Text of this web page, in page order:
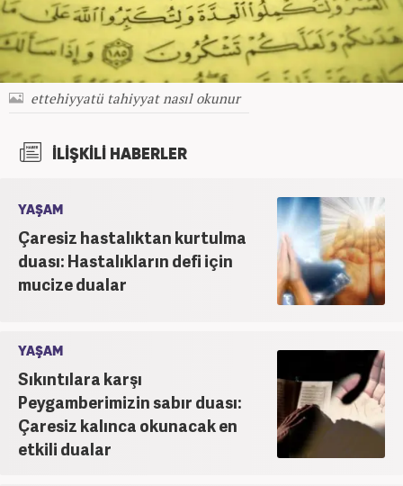
ettehiyyatü tahiyyat nasıl okunur
İLİŞKİLİ HABERLER
YAŞAM
Çaresiz hastalıktan kurtulma
duası: Hastalıkların defi için
mucize dualar
YAŞAM
Sıkıntılara karşı
Peygamberimizin sabır duası:
Çaresiz kalınca okunacak en
etkili dualar